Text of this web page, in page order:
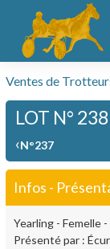
Ventes de
LOT N°
‹N°237
Infos -
Yearling - Femelle
Présenté par :